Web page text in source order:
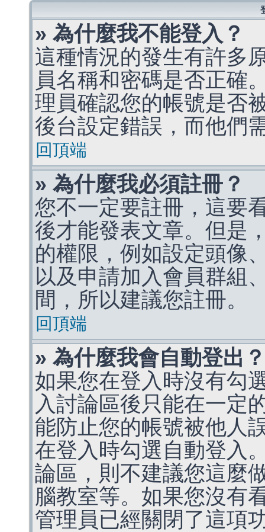
» 為什麼我不能登入？
這種情況的發生有許多
員名稱和密碼是否正確
理員確認您的帳號是否
後台設定錯誤，而他們
回頂端
» 為什麼我必須註冊？
您不一定要註冊，這要
後才能發表文章。但是
的權限，例如設定頭像
以及申請加入會員群組
間，所以建議您註冊。
回頂端
» 為什麼我會自動登出？
如果您在登入時沒有勾
入討論區後只能在一定
能防止您的帳號被他人
在登入時勾選自動登入
論區，則不建議您這麼
腦教室等。如果您沒有
管理員已經關閉了這項